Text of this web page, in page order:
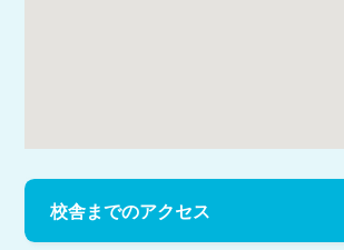
校舎までのアクセス